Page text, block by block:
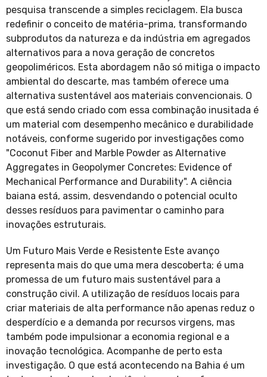
pesquisa transcende a simples reciclagem. Ela busca
redefinir o conceito de matéria-prima, transformando
subprodutos da natureza e da indústria em agregados
alternativos para a nova geração de concretos
geopoliméricos. Esta abordagem não só mitiga o impacto
ambiental do descarte, mas também oferece uma
alternativa sustentável aos materiais convencionais. O
que está sendo criado com essa combinação inusitada é
um material com desempenho mecânico e durabilidade
notáveis, conforme sugerido por investigações como
"Coconut Fiber and Marble Powder as Alternative
Aggregates in Geopolymer Concretes: Evidence of
Mechanical Performance and Durability". A ciência
baiana está, assim, desvendando o potencial oculto
desses resíduos para pavimentar o caminho para
inovações estruturais.
Um Futuro Mais Verde e Resistente Este avanço
representa mais do que uma mera descoberta; é uma
promessa de um futuro mais sustentável para a
construção civil. A utilização de resíduos locais para
criar materiais de alta performance não apenas reduz o
desperdício e a demanda por recursos virgens, mas
também pode impulsionar a economia regional e a
inovação tecnológica. Acompanhe de perto esta
investigação. O que está acontecendo na Bahia é um